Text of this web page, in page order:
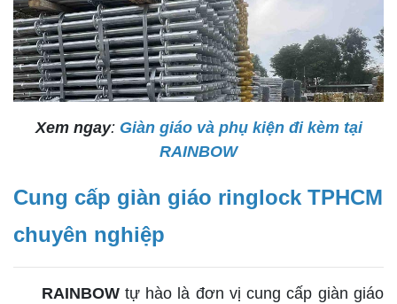
Xem ngay: Giàn giáo và phụ kiện đi kèm tại
RAINBOW
Cung cấp giàn giáo ringlock TPHCM
chuyên nghiệp
RAINBOWtự hào là đơn vị cung cấp giàn giáo